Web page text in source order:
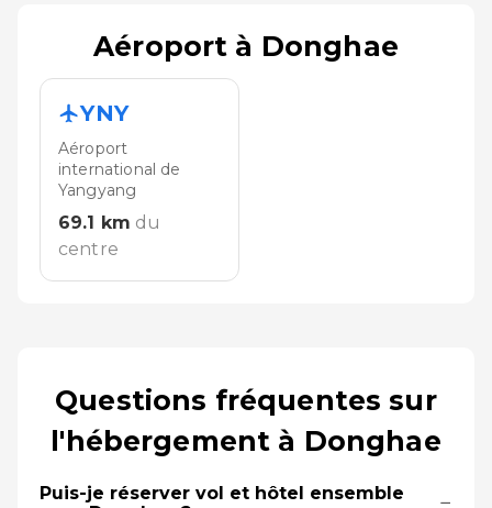
Aéroport à Donghae
YNY
Aéroport
international de
Yangyang
69.1 km du
centre
Questions fréquentes sur
l'hébergement à Donghae
Puis-je réserver vol et hôtel ensemble